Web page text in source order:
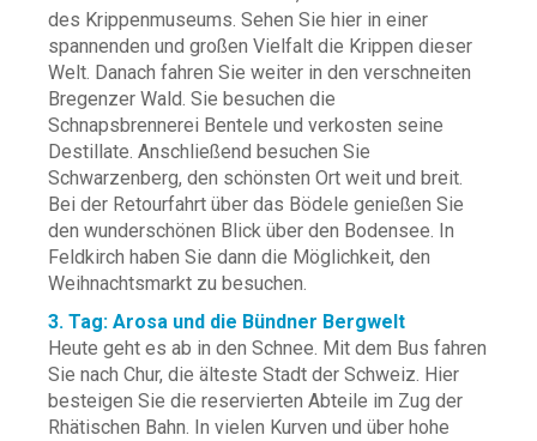
des Krippenmuseums. Sehen Sie hier in einer
spannenden und großen Vielfalt die Krippen dieser
Welt. Danach fahren Sie weiter in den verschneiten
Bregenzer Wald. Sie besuchen die
Schnapsbrennerei Bentele und verkosten seine
Destillate. Anschließend besuchen Sie
Schwarzenberg, den schönsten Ort weit und breit.
Bei der Retourfahrt über das Bödele genießen Sie
den wunderschönen Blick über den Bodensee. In
Feldkirch haben Sie dann die Möglichkeit, den
Weihnachtsmarkt zu besuchen.
3. Tag: Arosa und die Bündner Bergwelt
Heute geht es ab in den Schnee. Mit dem Bus fahren
Sie nach Chur, die älteste Stadt der Schweiz. Hier
besteigen Sie die reservierten Abteile im Zug der
Rhätischen Bahn. In vielen Kurven und über hohe